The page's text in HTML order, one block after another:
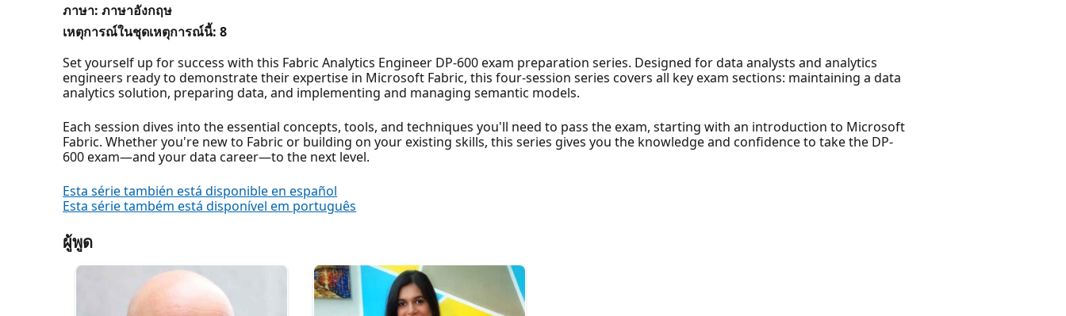
ภาษา: ภาษาอังกฤษ
เหตุการณ์ในชุดเหตุการณ์นี้: 8
Set yourself up for success with this Fabric Analytics Engineer DP-600 exam preparation series. Designed for data analysts and analytics
engineers ready to demonstrate their expertise in Microsoft Fabric, this four-session series covers all key exam sections: maintaining a data
analytics solution, preparing data, and implementing and managing semantic models.
Each session dives into the essential concepts, tools, and techniques you'll need to pass the exam, starting with an introduction to Microsoft
Fabric. Whether you're new to Fabric or building on your existing skills, this series gives you the knowledge and confidence to take the DP-
600 exam—and your data career—to the next level.
Esta série también está disponible en español
Esta série também está disponível em português
ผู้พูด